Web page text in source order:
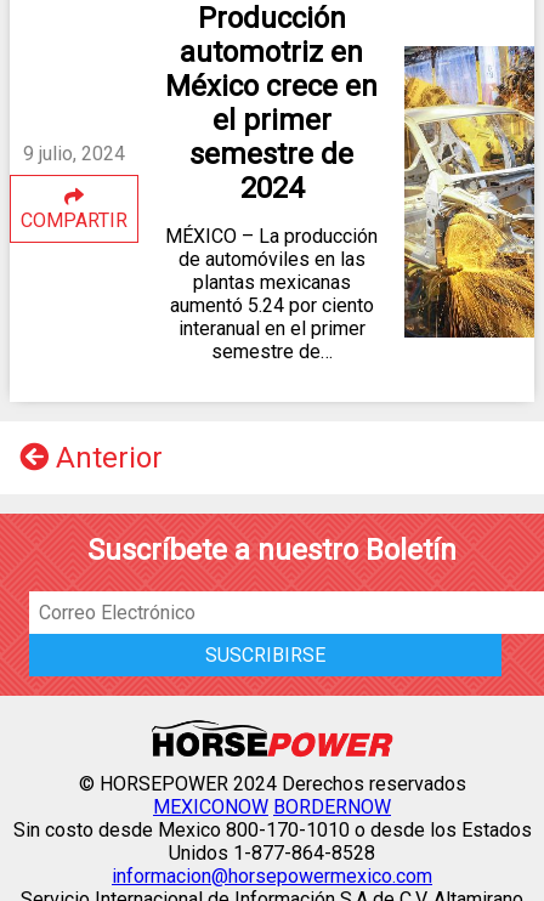
9 julio, 2024
COMPARTIR
Producción
automotriz en
México crece en
el primer
semestre de
2024
MÉXICO – La producción
de automóviles en las
plantas mexicanas
aumentó 5.24 por ciento
interanual en el primer
semestre de…
Anterior
Suscríbete a nuestro Boletín
© HORSEPOWER 2024 Derechos reservados
MEXICONOW BORDERNOW
Sin costo desde Mexico 800-170-1010 o desde los Estados
Unidos 1-877-864-8528
informacion@horsepowermexico.com